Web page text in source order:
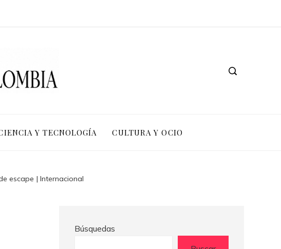
Y TECNOLOGÍA CULTURA Y OCIO
escape | Internacional
Búsquedas